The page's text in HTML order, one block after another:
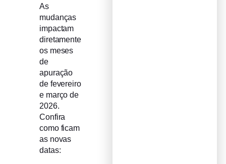
As
mudanças
impactam
diretamente
os meses
de
apuração
de fevereiro
e março de
2026.
Confira
como ficam
as novas
datas: